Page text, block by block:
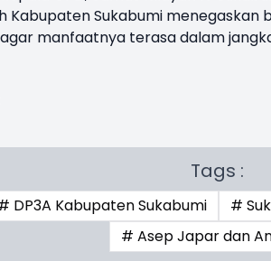
Kabupaten Sukabumi
manfaatnya terasa dalam
Tags :
DP3A Kabupaten Sukabumi
#
# Asep Japar dan